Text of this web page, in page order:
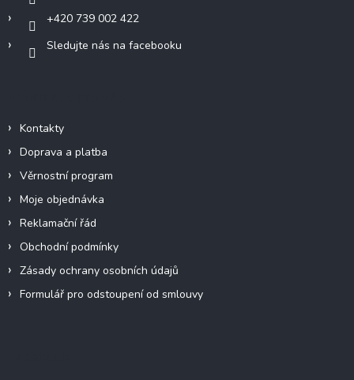
+420 739 002 422
Sledujte nás na facebooku
Kontakty
Doprava a platba
Věrnostní program
Moje objednávka
Reklamační řád
Obchodní podmínky
Zásady ochrany osobních údajů
Formulář pro odstoupení od smlouvy